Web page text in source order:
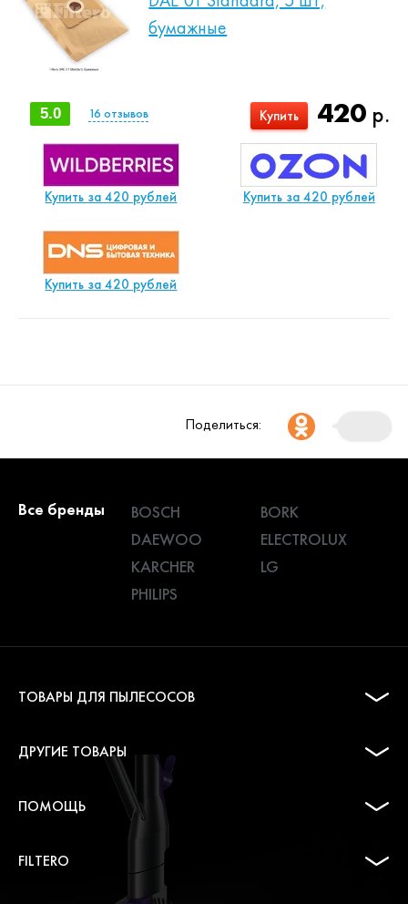
бумажные
420 р.
Купить
5.0 16 отзывов
Купить за 420 рублей Купить за 420 рублей
Купить за 420 рублей
Поделиться:
Все бренды BOSCH
BORK
DAEWOO
ELECTROLUX
KARCHER
LG
PHILIPS
ТОВАРЫ ДЛЯ ПЫЛЕСОСОВ
ДРУГИЕ ТОВАРЫ
ПОМОЩЬ
FILTERO